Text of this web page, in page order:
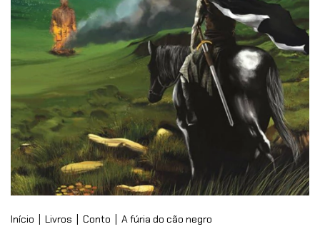
Início Livros Conto A fúria do cão negro